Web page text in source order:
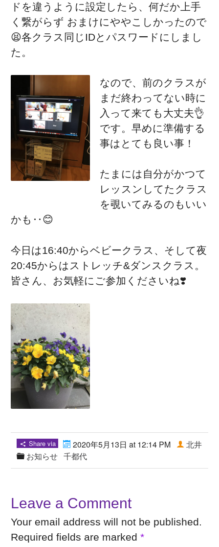
ドを違うように設定したら、何だか上手
く繋がらず おまけにややこしかったので
😫各クラス同じIDとパスワードにしまし
た。
なので、前のクラスが
まだ終わってない時に
入って来ても大丈夫👌
です。早めに準備する
事はとても良い事！
たまには自分がかつて
レッスンしてたクラス
を覗いてみるのもいい
かも‥😊
今日は16:40からベビークラス、そして夜
20:45からはストレッチ&ダンスクラス。
皆さん、お気軽にご参加くださいね❣️
Share via
2020年5月13日 at 12:14 PM
お知らせ
北井
千都代
Leave a Comment
Your email address will not be published.
Required fields are marked*